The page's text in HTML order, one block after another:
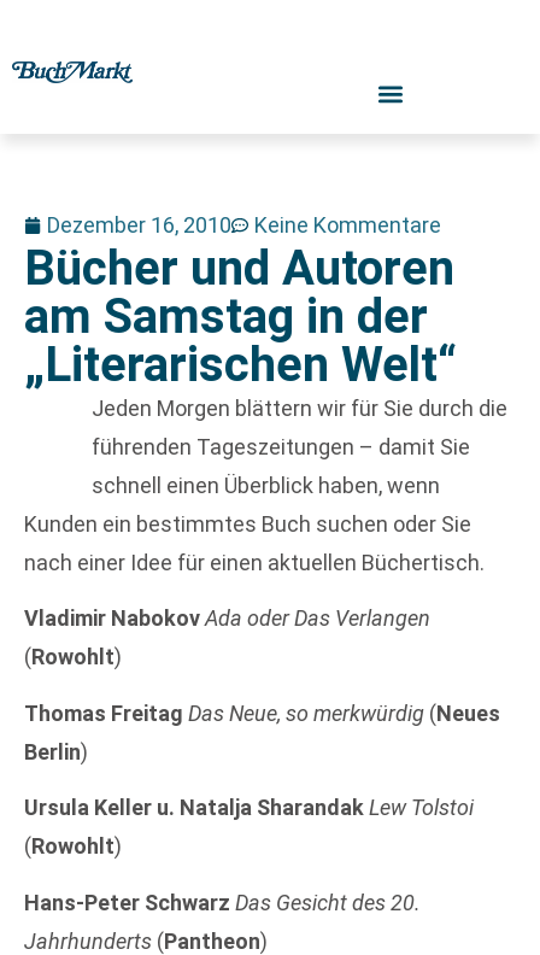
Dezember 16, 2010 Keine Kommentare
Bücher und Autoren
am Samstag in der
„Literarischen Welt“
Jeden Morgen blättern wir für Sie durch die
führenden Tageszeitungen – damit Sie
schnell einen Überblick haben, wenn
Kunden ein bestimmtes Buch suchen oder Sie
nach einer Idee für einen aktuellen Büchertisch.
Vladimir NabokovAda oder Das Verlangen
(Rowohlt)
Thomas Freitag Das Neue, so merkwürdig (Neues
Berlin)
Ursula Keller u. Natalja SharandakLew Tolstoi
(Rowohlt)
Hans-Peter Schwarz Das Gesicht des 20.
Jahrhunderts (Pantheon)